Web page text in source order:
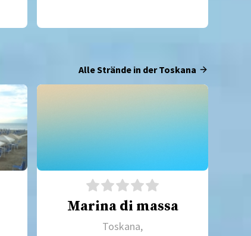
Alle Strände in der Toskana
Marina di massa
Toskana,